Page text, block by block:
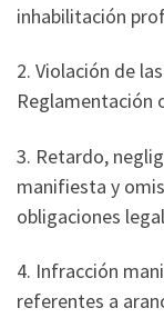
inhabilitación
2. Violación de
Reglamentación
3. Retardo,
manifiesta y
obligaciones
4. Infracción
referentes a